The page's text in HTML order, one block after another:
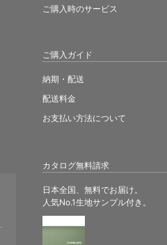
カタログ無料請求
日本全国、無料でお届け。
人気No.1生地サンプル付き。
ご購入時のサービス
ご購入ガイド
納期・配送
配送料金
お支払い方法について